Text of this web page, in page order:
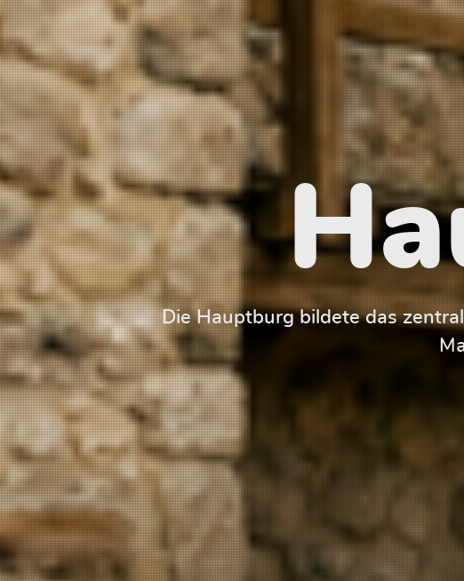
Die Hauptburg bildete das